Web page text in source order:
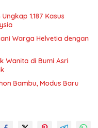
1.187 Kasus
Warga Helvetia dengan
Wanita di Bumi Asri
Bambu, Modus Baru